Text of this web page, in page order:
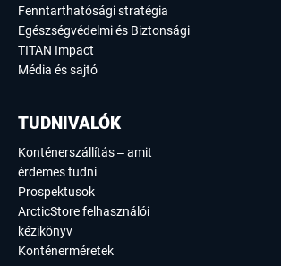
Fenntarthatósági stratégia
Egészségvédelmi és Biztonsági
TITAN Impact
Média és sajtó
TUDNIVALÓK
Konténerszállítás – amit
érdemes tudni
Prospektusok
ArcticStore felhasználói
kézikönyv
Konténerméretek